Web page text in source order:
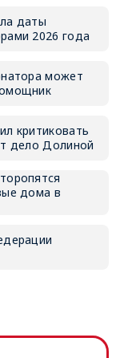
даты
2026 года
может
критиковать
дело Долиной
дома в